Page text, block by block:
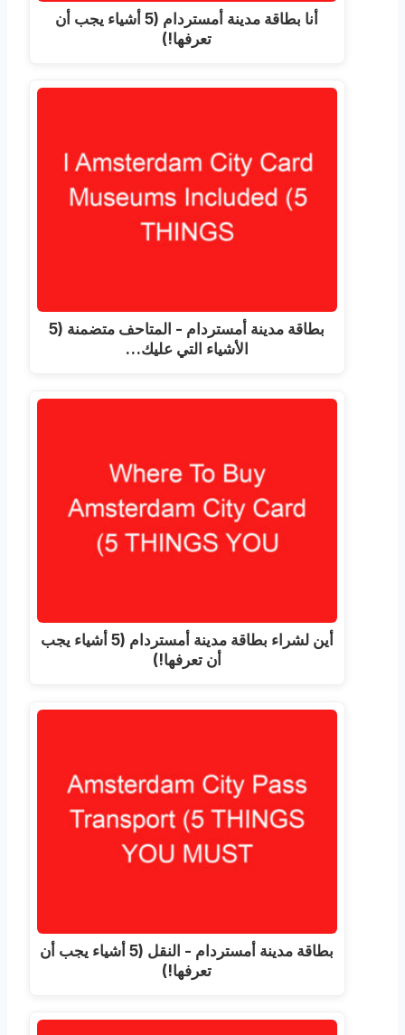
أنا بطاقة مدينة أمستردام (5 أشياء يجب أن
تعرفها!)
بطاقة مدينة أمستردام - المتاحف متضمنة (5
الأشياء التي عليك…
أين لشراء بطاقة مدينة أمستردام (5 أشياء يجب
أن تعرفها!)
بطاقة مدينة أمستردام - النقل (5 أشياء يجب أن
تعرفها!)